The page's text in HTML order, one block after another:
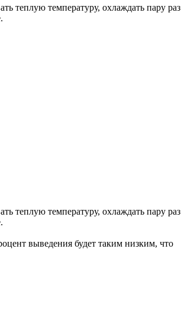
теплую температуру, охлаждать пару раз
теплую температуру, охлаждать пару раз
выведения будет таким низким, что